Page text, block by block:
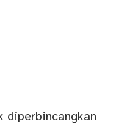
diperbincangkan